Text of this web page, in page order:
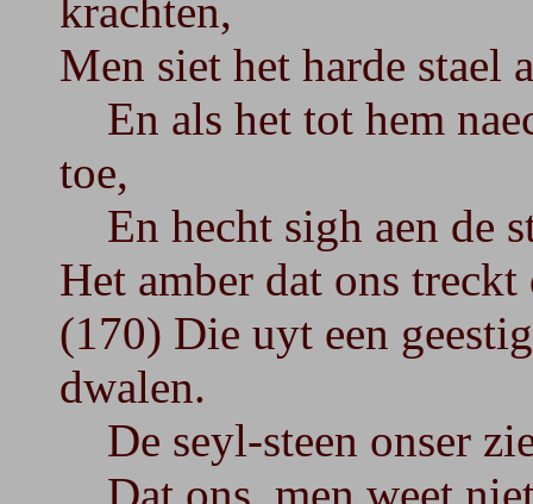
krachten,
Men siet het harde stael
En als het tot hem
toe,
En hecht sigh aen de
Het amber dat ons
(170) Die uyt een
dwalen.
De seyl-steen onser
Dat ons, men weet